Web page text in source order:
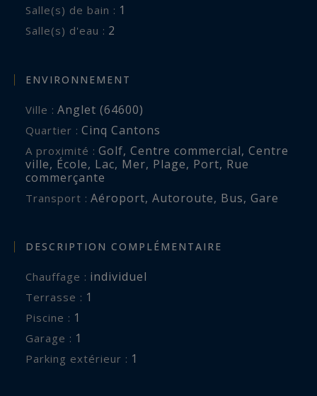
Salle(s) de bain : 1
Salle(s) d'eau : 2
ENVIRONNEMENT
Ville : Anglet (64600)
Quartier : Cinq Cantons
A proximité : Golf, Centre commercial, Centre
ville, École, Lac, Mer, Plage, Port, Rue
commerçante
Transport : Aéroport, Autoroute, Bus, Gare
DESCRIPTION COMPLÉMENTAIRE
Chauffage : individuel
terrasse : 1
piscine : 1
garage : 1
parking extérieur : 1